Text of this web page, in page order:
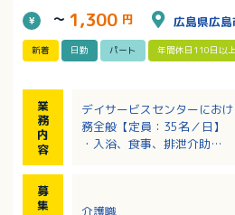
～ 1,300 円 広島県広
新着 日勤 パート 年間休日110日以上
業
務
内
容
デイサービスセンターにお
務全般【定員：35名／日】
・入浴、食事、排泄介助
募
集
介護職